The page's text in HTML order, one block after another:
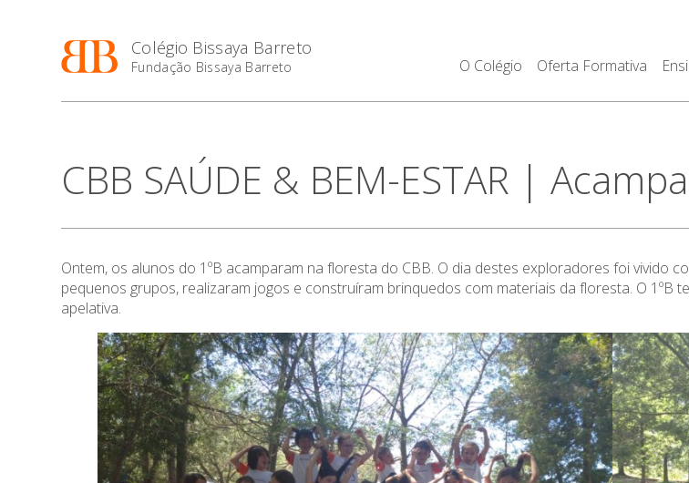
Colégio Bissaya Barreto
Fundação Bissaya Barreto O Colégio Oferta Formativa
CBB SAÚDE & BEM-ESTAR |
Ontem, os alunos do 1ºB acamparam na floresta do CBB. O dia destes exploradores foi vivido
pequenos grupos, realizaram jogos e construíram brinquedos com materiais da floresta. O 1ºB
apelativa.